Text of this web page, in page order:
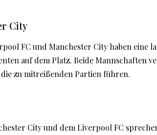
City
FC und Manchester City haben eine
auf dem Platz. Beide Mannschaften
zu mitreißenden Partien führen.
City und dem Liverpool FC